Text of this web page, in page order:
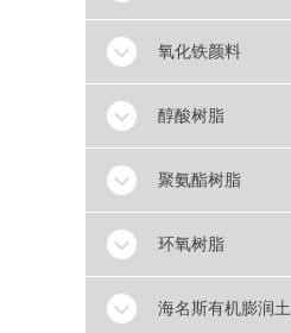
氧化铁颜料
醇酸树脂
聚氨酯树脂
环氧树脂
海名斯有机膨润土